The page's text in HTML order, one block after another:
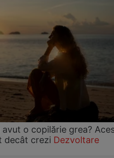
o copilărie grea?
decât crezi Dezvoltare